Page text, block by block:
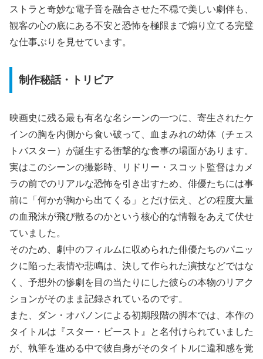
ストラと奇妙な電子音を融合させた不穏で美しい劇伴も、
観客の心の底にある不安と恐怖を極限まで煽り立てる完璧
な仕事ぶりを見せています。
制作秘話・トリビア
映画史に残る最も有名な名シーンの一つに、寄生されたケ
インの胸を内側から食い破って、血まみれの幼体（チェス
トバスター）が誕生する衝撃的な食事の場面があります。
実はこのシーンの撮影時、リドリー・スコット監督はカメ
ラの前でのリアルな恐怖を引き出すため、俳優たちには事
前に「何かが胸から出てくる」とだけ伝え、どの程度大量
の血飛沫が飛び散るのかという核心的な情報をあえて伏せ
ていました。
そのため、劇中のフィルムに収められた俳優たちのパニッ
クに陥った表情や悲鳴は、決して作られた演技などではな
く、予想外の惨劇を目の当たりにした彼らの本物のリアク
ションがそのまま記録されているのです。
また、ダン・オバノンによる初期段階の脚本では、本作の
タイトルは『スター・ビースト』と名付けられていました
が、執筆を進める中で彼自身がそのタイトルに違和感を覚